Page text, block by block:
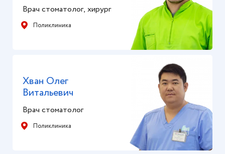
Врач стоматолог, хирург
Поликлиника
Хван Олег
Витальевич
Врач стоматолог
Поликлиника